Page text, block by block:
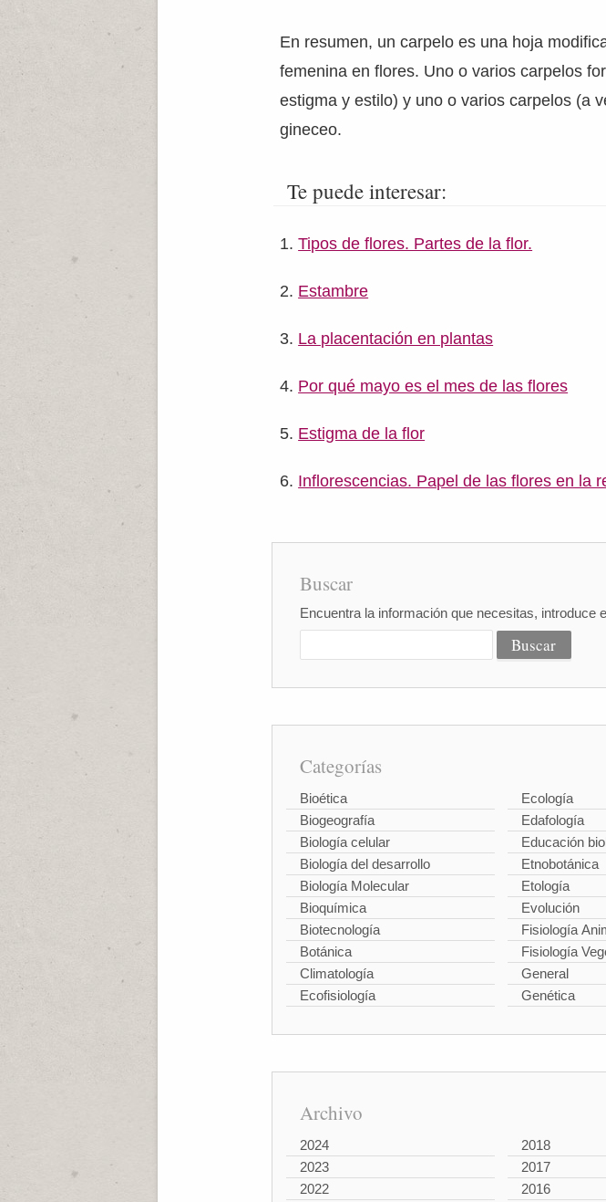
En resumen, un carpelo es una hoja
femenina en flores. Uno o varios carpelos
estigma y estilo) y uno o varios carpelos (a
gineceo.
Te puede interesar:
Tipos de flores. Partes de la flor.
Estambre
La placentación en plantas
Por qué mayo es el mes de las flores
Estigma de la flor
Inflorescencias. Papel de las flores en la
Buscar
Encuentra la información que necesitas, introduce
Categorías
Bioética
Biogeografía
Biología celular
Biología del desarrollo
Biología Molecular
Bioquímica
Biotecnología
Botánica
Climatología
Ecofisiología
Ecología
Edafología
Educación
Etnobotánica
Etología
Evolución
Fisiología
Fisiología
General
Genética
Archivo
2024
2023
2022
2018
2017
2016